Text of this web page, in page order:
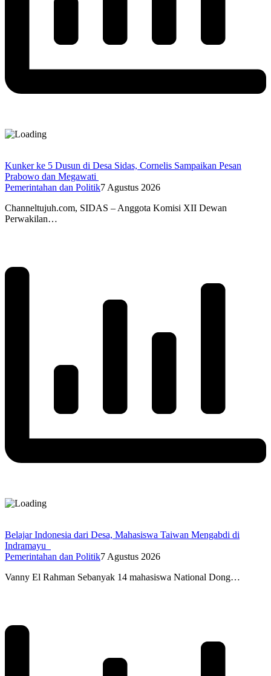
Kunker ke 5 Dusun di Desa Sidas, Cornelis Sampaikan Pesan
Prabowo dan Megawati
Pemerintahan dan Politik7 Agustus 2026
Channeltujuh.com, SIDAS – Anggota Komisi XII Dewan
Perwakilan…
Belajar Indonesia dari Desa, Mahasiswa Taiwan Mengabdi di
Indramayu
Pemerintahan dan Politik7 Agustus 2026
Vanny El Rahman Sebanyak 14 mahasiswa National Dong…